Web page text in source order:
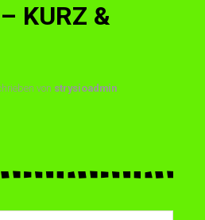
KURZ &
von strysioadmin